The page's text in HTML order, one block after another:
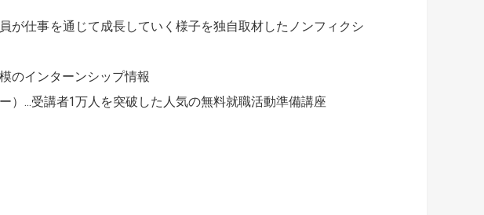
が仕事を通じて成長していく様子を独自取材したノンフィクシ
のインターンシップ情報
ー）…受講者1万人を突破した人気の無料就職活動準備講座